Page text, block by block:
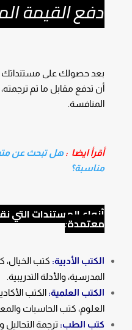
دفع القيمة
بعد حصولك على مستنداتك
أن تدفع مقابل ما تم
المنافسة.
أقرأ ايضا : هل تبحث عن
مناسبة؟
أنواع المستندات التي
معتمدة:
الكتب الأدبية: كتب الخيال،
المدرسية، والأدلة التدريبية.
الكتب العلمية: الكتب
العلوم، كتب الحاسبات
كتب الطب: ترجمة التحاليل